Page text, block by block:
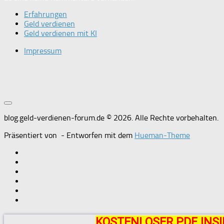
Erfahrungen
Geld verdienen
Geld verdienen mit KI
Impressum
blog.geld-verdienen-forum.de © 2026. Alle Rechte vorbehalten.
Präsentiert von - Entworfen mit dem Hueman-Theme